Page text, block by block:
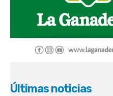
Últimas noticias